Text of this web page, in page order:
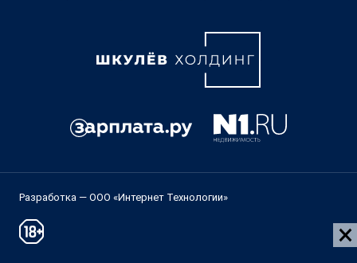
Разработка — ООО «Интернет Технологии»